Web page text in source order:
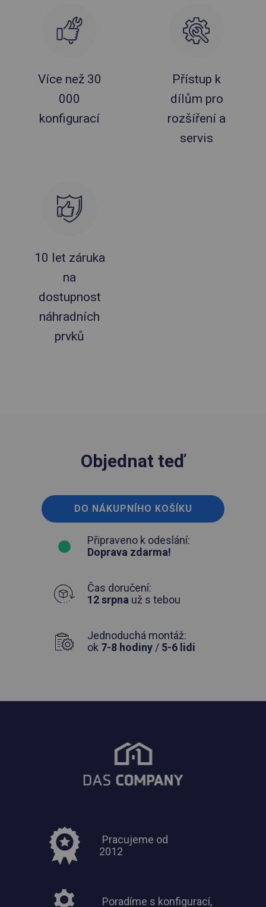
Více než 30
000
konfigurací
Přístup k
dílům pro
rozšíření a
servis
10 let záruka
na
dostupnost
náhradních
prvků
Objednat teď
DO NÁKUPNÍHO KOŠÍKU
Připraveno k odeslání:
Doprava zdarma!
Čas doručení:
12 srpna už s tebou
Jednoduchá montáž:
ok 7-8 hodiny / 5-6 lidi
Pracujeme od
2012
Poradíme s konfigurací,